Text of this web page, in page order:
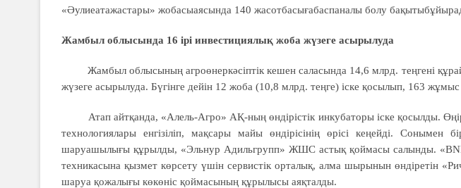
«Әулиеатажастары» жобасыаясында 140 жасотбасығабаспаналы болу
Жамбыл облысында 16 ірі инвестициялық жоба жүзеге асырылуда
Жамбыл облысының агроөнеркәсіптік кешен саласында 14,6 млрд. теңгені
жүзеге асырылуда. Бүгінге дейін 12 жоба (10,8 млрд. теңге) іске қосылып, 163
Атап айтқанда, «Алель-Агро» АҚ-ның өндірістік инкубаторы іске қосылды.
технологиялары енгізіліп, мақсары майы өндірісінің өрісі кеңейді.
шаруашылығы құрылды, «Эльнур Адильгрупп» ЖШС астық қоймасы салынды.
техникасына қызмет көрсету үшін сервистік орталық, алма шырынын өндіретін
шаруа қожалығы көкөніс қоймасының құрылысы аяқталды.